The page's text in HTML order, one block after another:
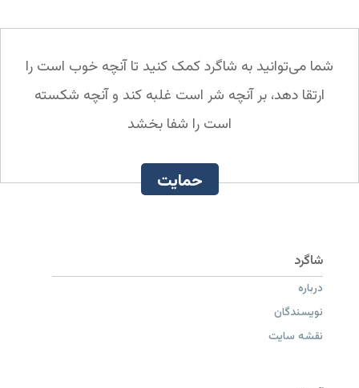
شما می‌توانید به شاگرد کمک کنید تا آنچه خوب است را
ارتقا دهد، بر آنچه شر است غلبه کند و آنچه شکسته
است را شفا بخشد
حمایت
درباره
نویسندگان
نقشه سایت